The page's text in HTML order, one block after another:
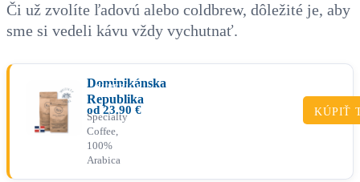
Či už zvolíte ľadovú alebo coldbrew, dôležité je, aby
sme si vedeli kávu vždy vychutnať.
Dominikánska
Republika
Specialty
Coffee,
100%
Arabica
SUPERIOR
od23.90 € KÚPIŤ